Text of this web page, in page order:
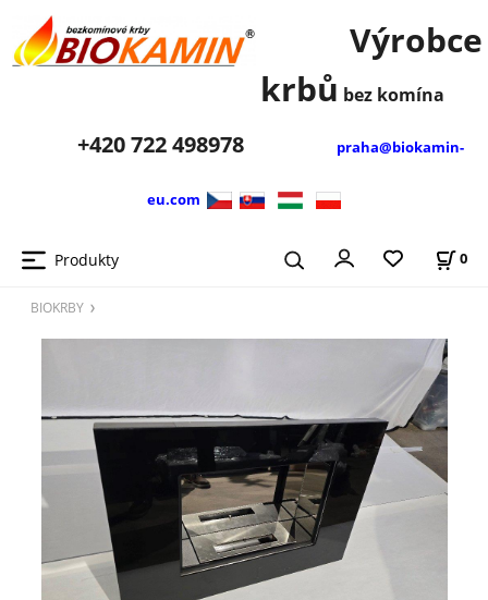
Výrobce
krbů bez komína
+420722 498978 praha@biokamin-
eu.com
Produkty 0
BIOKRBY